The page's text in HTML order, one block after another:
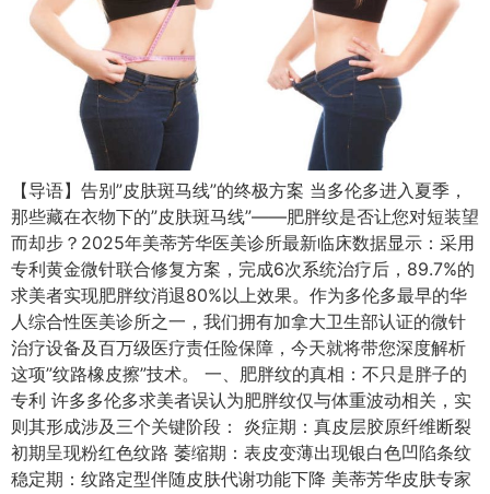
【导语】告别”皮肤斑马线”的终极方案 当多伦多进入夏季，
那些藏在衣物下的”皮肤斑马线”——肥胖纹是否让您对短装望
而却步？2025年美蒂芳华医美诊所最新临床数据显示：采用
专利黄金微针联合修复方案，完成6次系统治疗后，89.7%的
求美者实现肥胖纹消退80%以上效果。作为多伦多最早的华
人综合性医美诊所之一，我们拥有加拿大卫生部认证的微针
治疗设备及百万级医疗责任险保障，今天就将带您深度解析
这项”纹路橡皮擦”技术。 一、肥胖纹的真相：不只是胖子的
专利 许多多伦多求美者误认为肥胖纹仅与体重波动相关，实
则其形成涉及三个关键阶段： 炎症期：真皮层胶原纤维断裂
初期呈现粉红色纹路 萎缩期：表皮变薄出现银白色凹陷条纹
稳定期：纹路定型伴随皮肤代谢功能下降 美蒂芳华皮肤专家